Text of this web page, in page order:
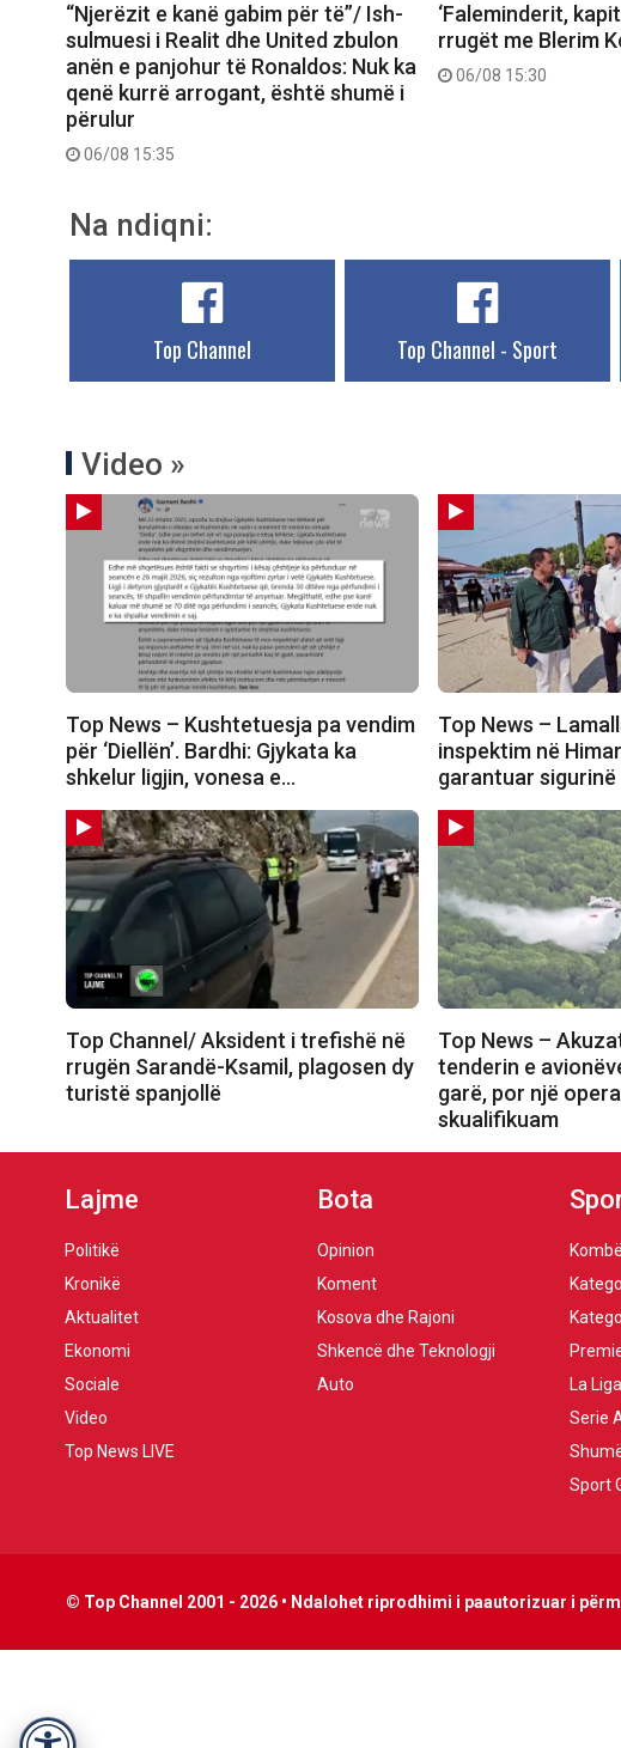
“Njerëzit e kanë gabim për të”/ Ish-
sulmuesi i Realit dhe United zbulon
anën e panjohur të Ronaldos: Nuk ka
qenë kurrë arrogant, është shumë i
përulur
06/08 15:35
‘Faleminderit,
rrugët me Blerim
06/08 15:30
Na ndiqni:
Top Channel Top Channel - Sport
Video »
Top News – Kushtetuesja pa vendim
për ‘Diellën’. Bardhi: Gjykata ka
shkelur ligjin, vonesa e…
Top News –
inspektim në
garantuar
Top Channel/ Aksident i trefishë në
rrugën Sarandë-Ksamil, plagosen dy
turistë spanjollë
Top News –
tenderin e
garë, por një
skualifikuam
Lajme
Politikë
Kronikë
Aktualitet
Ekonomi
Sociale
Video
Top News LIVE
Bota
Opinion
Koment
Kosova dhe Rajoni
Shkencë dhe Teknologji
Auto
La Liga
Serie
Sport
© Top Channel 2001 - 2026 • Ndalohet riprodhimi i paautorizuar i